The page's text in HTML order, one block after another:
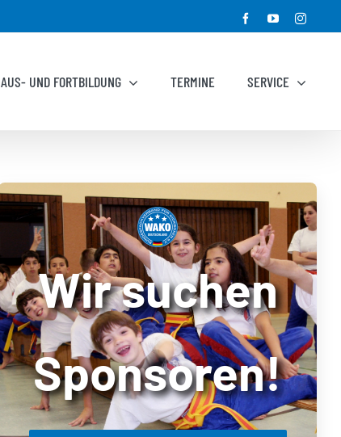
FacebookYouTube
AUS- UND FORTBILDUNG TERMINE SERVICE
Wir suchen
Sponsoren!